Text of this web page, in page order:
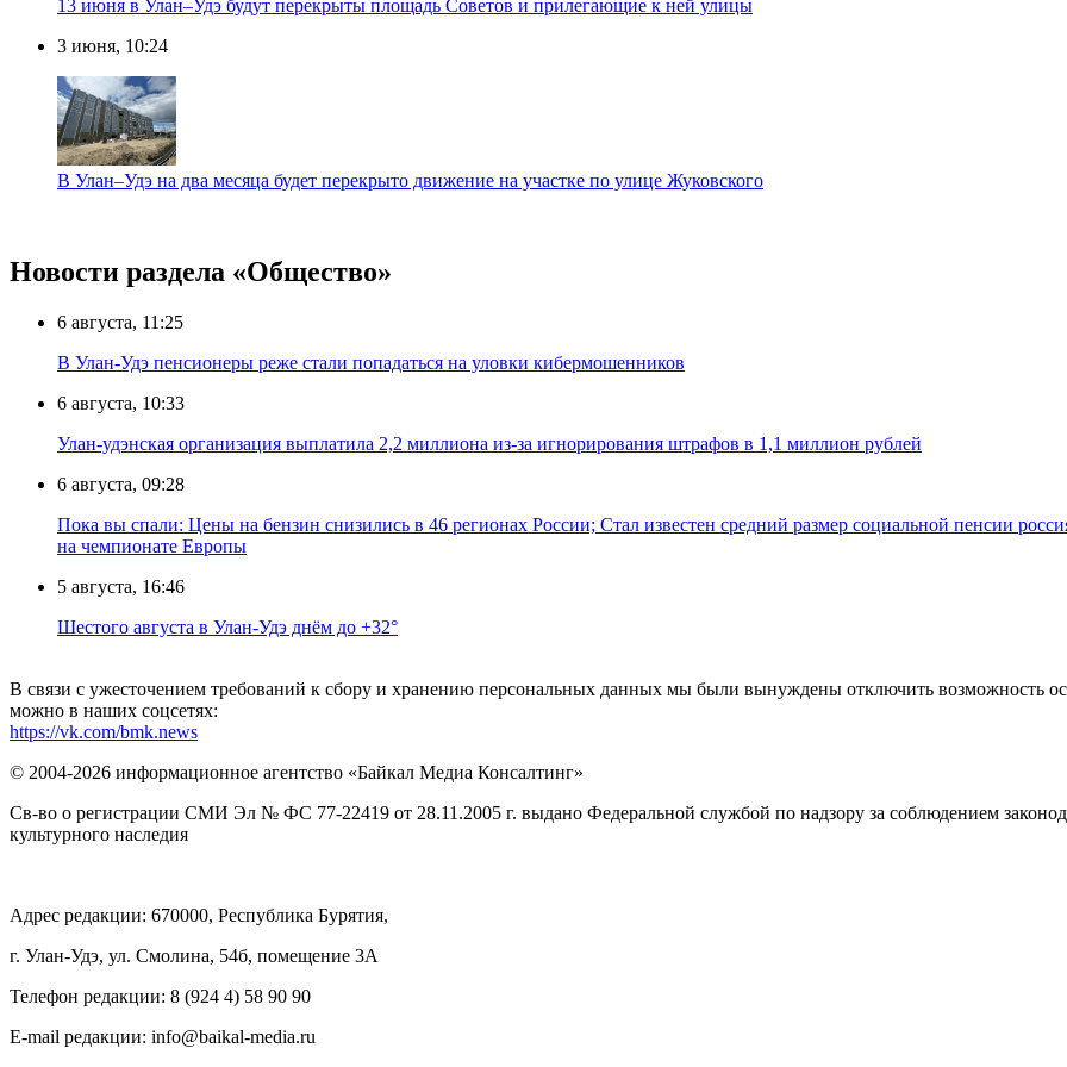
13 июня в Улан–Удэ будут перекрыты площадь Советов и прилегающие к ней улицы
3 июня, 10:24
В Улан–Удэ на два месяца будет перекрыто движение на участке по улице Жуковского
Новости раздела «Общество»
6 августа, 11:25
В Улан-Удэ пенсионеры реже стали попадаться на уловки кибермошенников
6 августа, 10:33
Улан-удэнская организация выплатила 2,2 миллиона из-за игнорирования штрафов в 1,1 миллион рублей
6 августа, 09:28
Пока вы спали: Цены на бензин снизились в 46 регионах России; Стал известен средний размер социальной пенсии
на чемпионате Европы
5 августа, 16:46
Шестого августа в Улан-Удэ днём до +32°
В связи с ужесточением требований к сбору и хранению персональных данных мы были вынуждены отключить возможность
можно в наших соцсетях:
https://vk.com/bmk.news
© 2004-2026 информационное агентство «Байкал Медиа Консалтинг»
Св-во о регистрации СМИ Эл № ФС 77-22419 от 28.11.2005 г. выдано Федеральной службой по надзору за соблюдением
культурного наследия
Адрес редакции: 670000, Республика Бурятия,
г. Улан-Удэ, ул. Смолина, 54б, помещение 3А
Телефон редакции: ‎‎8 (924 4) 58 90 90
E-mail редакции: info@baikal-media.ru